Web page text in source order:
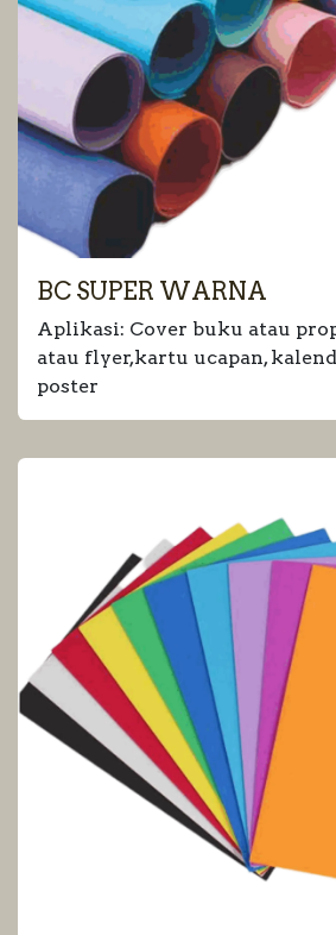
BC SUPER WARNA
Aplikasi: Cover buku atau
atau flyer,kartu ucapan,
poster